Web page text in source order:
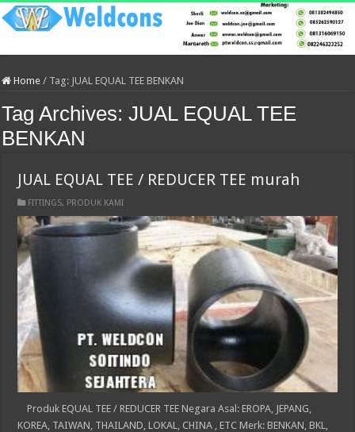
Home / Tag: JUAL EQUAL TEE BENKAN
Tag Archives:JUAL EQUAL TEE
BENKAN
JUAL EQUAL TEE / REDUCER TEE murah
FITTINGS, PRODUK KAMI
Produk EQUAL TEE / REDUCER TEE Negara Asal: EROPA, JEPANG,
KOREA, TAIWAN, THAILAND, LOKAL, CHINA , ETC Merk: BENKAN, BKL,